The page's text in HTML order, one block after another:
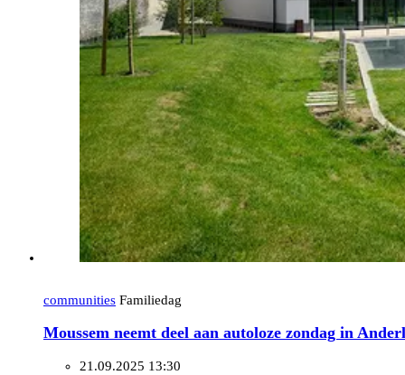
communities Familiedag
Moussem neemt deel aan autoloze zondag in
21.09.2025 13:30